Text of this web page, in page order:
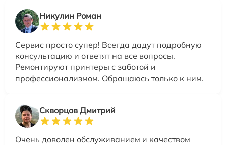
Никулин Роман
Сервис просто супер! Всегда дадут подробную
консультацию и ответят на все вопросы.
Ремонтируют принтеры с заботой и
профессионализмом. Обращаюсь только к ним.
Скворцов Дмитрий
Очень доволен обслуживанием и качеством